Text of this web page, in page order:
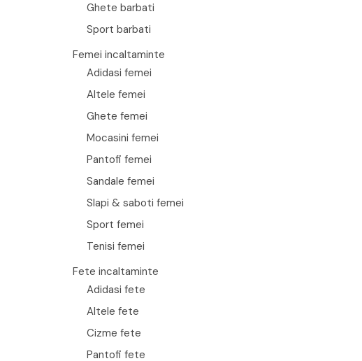
Ghete barbati
Sport barbati
Femei incaltaminte
Adidasi femei
Altele femei
Ghete femei
Mocasini femei
Pantofi femei
Sandale femei
Slapi & saboti femei
Sport femei
Tenisi femei
Fete incaltaminte
Adidasi fete
Altele fete
Cizme fete
Pantofi fete